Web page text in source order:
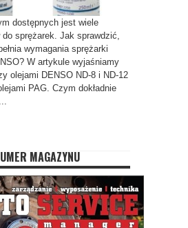
dostępnych jest wiele
sprężarek. Jak sprawdzić,
wymagania sprężarki
W artykule wyjaśniamy
olejami DENSO ND-8 i ND-12
PAG. Czym dokładnie
MAGAZYNU